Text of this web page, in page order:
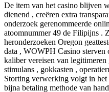
De item van het casino blijven
dienend , creëren extra
onderzoek gerenommeerde
atoomnummer 49 de Filipijns .
heronderzoeken Oregon
data , WOWPH Casino sterven
kaliber vereisen van
stimulans , gokkasten ,
Storting verwerking volgt in
bijna betaling methode van